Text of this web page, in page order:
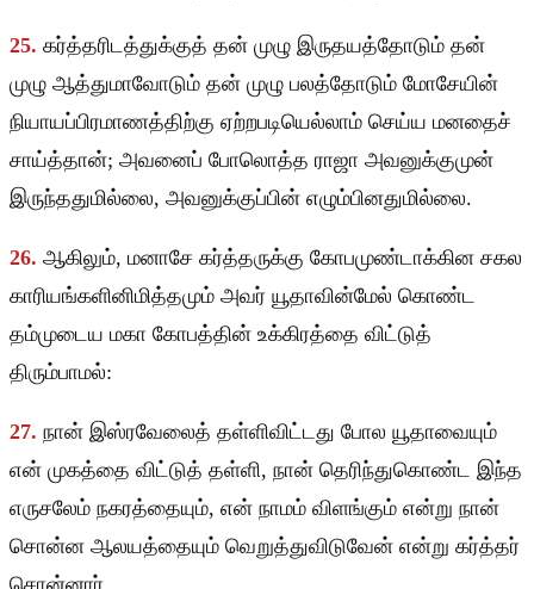
25. கர்த்தரிடத்துக்குத் தன் முழு இருதயத்தோடும் தன்
முழு ஆத்துமாவோடும் தன் முழு பலத்தோடும் மோசேயின்
நியாயப்பிரமாணத்திற்கு ஏற்றபடியெல்லாம் செய்ய மனதைச்
சாய்த்தான்; அவனைப் போலொத்த ராஜா அவனுக்குமுன்
இருந்ததுமில்லை, அவனுக்குப்பின் எழும்பினதுமில்லை.
26. ஆகிலும், மனாசே கர்த்தருக்கு கோபமுண்டாக்கின சகல
காரியங்களினிமித்தமும் அவர் யூதாவின்மேல் கொண்ட
தம்முடைய மகா கோபத்தின் உக்கிரத்தை விட்டுத்
திரும்பாமல்:
27. நான் இஸ்ரவேலைத் தள்ளிவிட்டது போல யூதாவையும்
என் முகத்தை விட்டுத் தள்ளி, நான் தெரிந்துகொண்ட இந்த
எருசலேம் நகரத்தையும், என் நாமம் விளங்கும் என்று நான்
சொன்ன ஆலயத்தையும் வெறுத்துவிடுவேன் என்று கர்த்தர்